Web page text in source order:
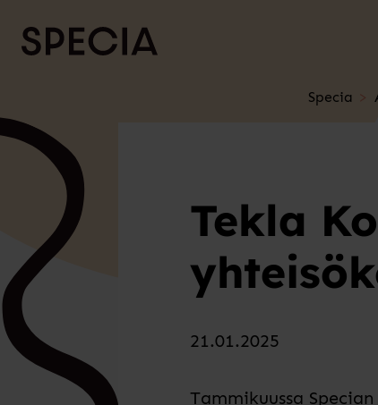
Specia
Tekla
21.01.2025
Tammikuussa